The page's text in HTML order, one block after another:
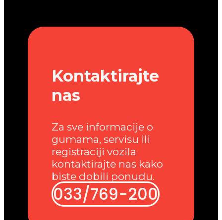
Kontaktirajte
nas
Za sve informacije o
gumama, servisu ili
registraciji vozila
kontaktirajte nas kako
biste dobili ponudu.
033/769-200